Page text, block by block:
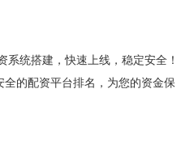
系统搭建，快速上线，稳定安全！
的配资平台排名，为您的资金保